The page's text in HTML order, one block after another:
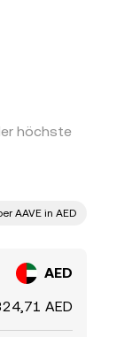
höchste
AAVE in AED
AED
AED